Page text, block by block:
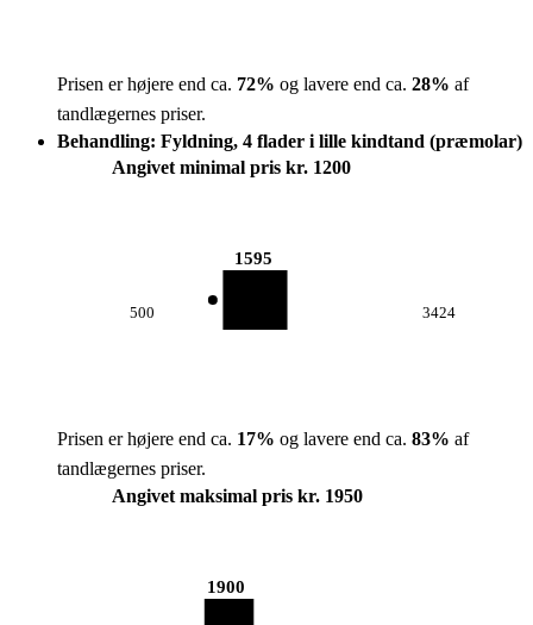
Prisen er højere end ca. 72% og lavere end ca. 28% af
tandlægernes priser.
Behandling: Fyldning, 4 flader i lille kindtand (præmolar)
Angivet minimal pris kr. 1200
500
1595
3424
Prisen er højere end ca. 17% og lavere end ca. 83% af
tandlægernes priser.
Angivet maksimal pris kr. 1950
1900